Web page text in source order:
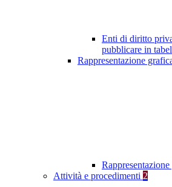
Enti di diritto
pubblicare in
Rappresentazione
Attività e procedimenti 2